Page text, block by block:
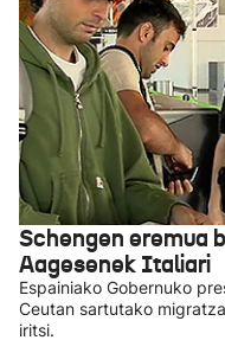
Schengen eremua
Aagesenek Italiari
Espainiako Gobernuko
Ceutan sartutako
iritsi.